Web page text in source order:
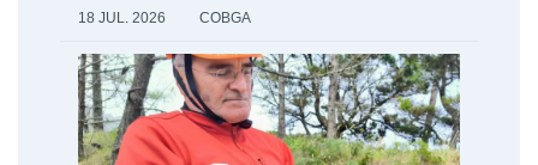
18 JUL. 2026 COBGA